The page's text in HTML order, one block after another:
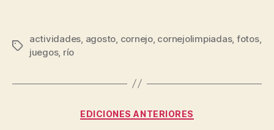
actividades agosto cornejo, cornejolimpiadas, fotos,
juegos, río
EDICIONES ANTERIORES